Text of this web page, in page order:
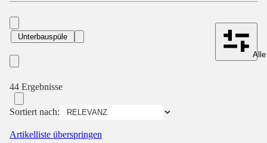
Unterbauspüle
44 Ergebnisse
Sortiert nach:
Artikelliste überspringen